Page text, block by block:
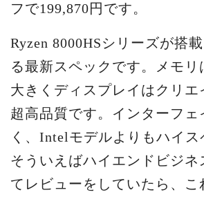
フで199,870円です。
Ryzen 8000HSシリーズが搭
る最新スペックです。メモリ
大きくディスプレイはクリエ
超高品質です。インターフェ
く、Intelモデルよりもハイス
そういえばハイエンドビジネ
てレビューをしていたら、こ